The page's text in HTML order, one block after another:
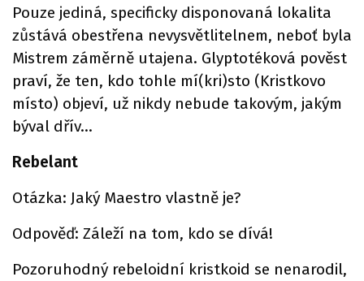
Pouze jediná, specificky disponovaná lokalita
zůstává obestřena nevysvětlitelnem, neboť byla
Mistrem záměrně utajena. Glyptotéková pověst
praví, že ten, kdo tohle mí(kri)sto (Kristkovo
místo) objeví, už nikdy nebude takovým, jakým
býval dřív…
Rebelant
Otázka: Jaký Maestro vlastně je?
Odpověď: Záleží na tom, kdo se dívá!
Pozoruhodný rebeloidní kristkoid se nenarodil,